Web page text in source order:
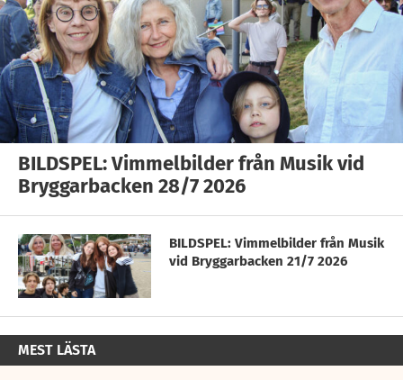
BILDSPEL: Vimmelbilder från Musik vid
Bryggarbacken 28/7 2026
BILDSPEL: Vimmelbilder från Musik
vid Bryggarbacken 21/7 2026
MEST LÄSTA